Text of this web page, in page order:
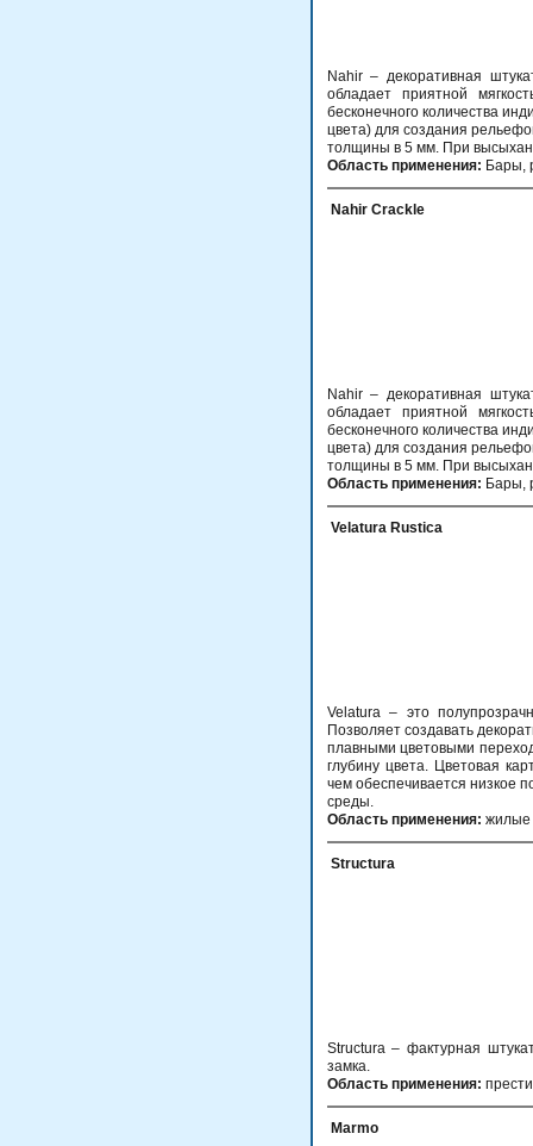
Nahir – декоративная
обладает приятной
бесконечного количества
цвета) для создания
толщины в 5 мм. При
Область применения: Бары,
Nahir Crackle
Nahir – декоративная
обладает приятной
бесконечного количества
цвета) для создания
толщины в 5 мм. При
Область применения: Бары,
Velatura Rustica
Velatura – это
Позволяет создавать
плавными цветовыми
глубину цвета. Цветовая
чем обеспечивается низкое
среды.
Область применения: жилые
Structura
Structura – фактурная
замка.
Область применения:
Marmo